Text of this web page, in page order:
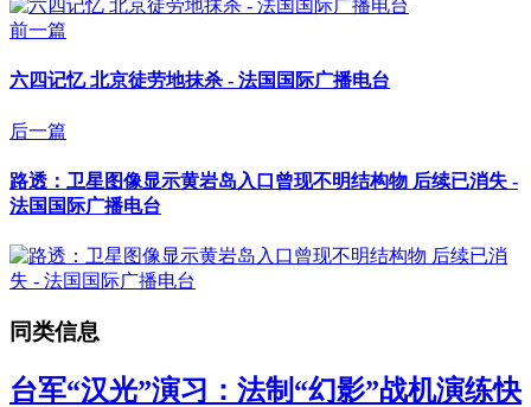
前一篇
六四记忆 北京徒劳地抹杀 - 法国国际广播电台
后一篇
路透：卫星图像显示黄岩岛入口曾现不明结构物 后续已消失 -
法国国际广播电台
同类信息
台军“汉光”演习：法制“幻影”战机演练快